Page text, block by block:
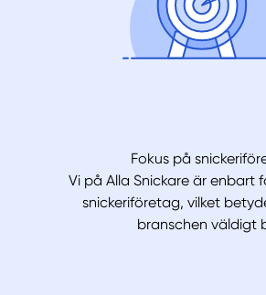
Fokus på
Vi på Alla Snickare är enbart
snickeriföretag, vilket
branschen väldigt